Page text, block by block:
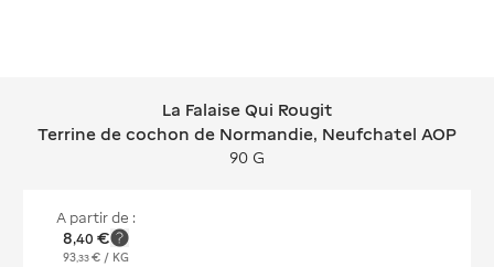
La Falaise Qui Rougit Terrine de
La Falaise Qui Rougit
Terrine de cochon de Normandie, Neufchatel AOP
90 G
A partir de :
8,40 €
93,33 € / KG